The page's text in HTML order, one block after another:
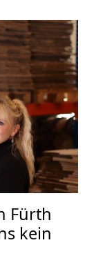
Fürth
kein